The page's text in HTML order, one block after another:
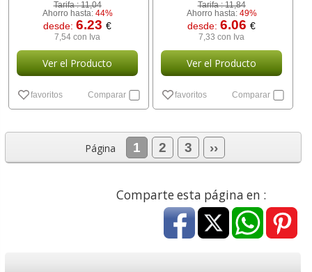
Tarifa :11,04
Ahorro hasta: 44%
desde:6.23€
7,54 con Iva
Ver el Producto
favoritos Comparar
Tarifa :11,84
Ahorro hasta: 49%
desde:6.06€
7,33 con Iva
Ver el Producto
favoritos Comparar
Página 1 2 3 ››
Comparte esta página en :